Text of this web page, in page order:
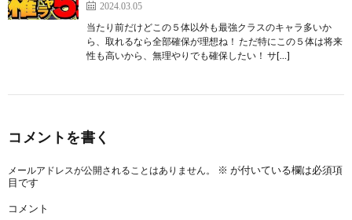
2024.03.05
当たり前だけどこの５体以外も最強クラスのキャラ多いか
ら、取れるなら全部確保が理想ね！ ただ特にこの５体は将来
性も高いから、無理やりでも確保したい！ サ[…]
コメントを書く
メールアドレスが公開されることはありません。 ※ が付いている欄は必須項
目です
コメント